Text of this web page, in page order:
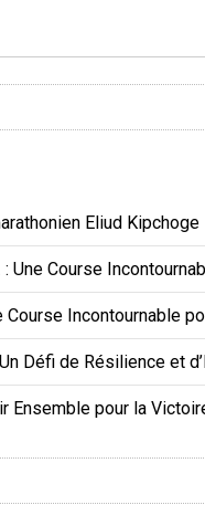
Eliud Kipchoge
Une Course
Course Incontournable
Défi de Résilience et
Ensemble pour la